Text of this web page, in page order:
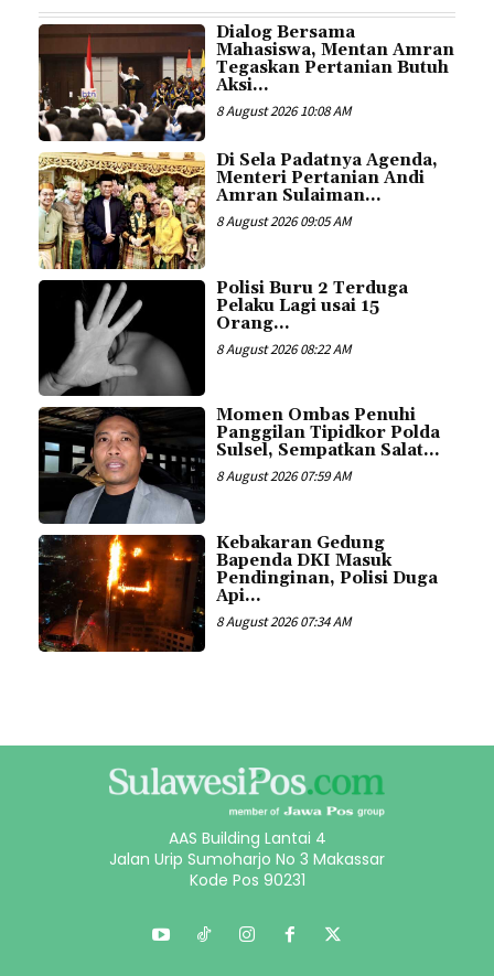
Dialog Bersama
Mahasiswa, Mentan Amran
Tegaskan Pertanian Butuh
Aksi...
8 August 2026 10:08 AM
Di Sela Padatnya Agenda,
Menteri Pertanian Andi
Amran Sulaiman...
8 August 2026 09:05 AM
Polisi Buru 2 Terduga
Pelaku Lagi usai 15
Orang...
8 August 2026 08:22 AM
Momen Ombas Penuhi
Panggilan Tipidkor Polda
Sulsel, Sempatkan Salat...
8 August 2026 07:59 AM
Kebakaran Gedung
Bapenda DKI Masuk
Pendinginan, Polisi Duga
Api...
8 August 2026 07:34 AM
AAS Building Lantai 4
Jalan Urip Sumoharjo No 3 Makassar
Kode Pos 90231